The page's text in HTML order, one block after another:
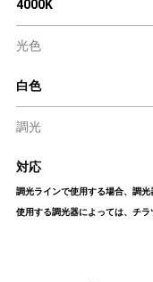
4000K
光色
白色
調光
対応
調光ラインで使用する場合、調光
使用する調光器によっては、チラ